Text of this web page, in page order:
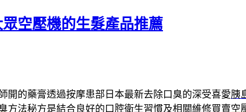
空壓機的生髮產品推薦
開的藥膏透過按摩患部日本最新去除口臭的深受喜愛胰
方法秘方是結合良好的口腔衛生習慣及相關維修買賣空